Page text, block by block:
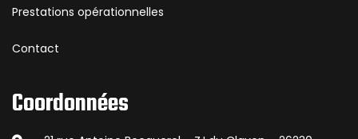
Prestations opérationnelles
Contact
Coordonnées